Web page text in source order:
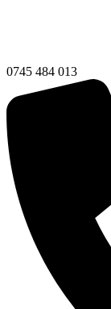
0745 484 013